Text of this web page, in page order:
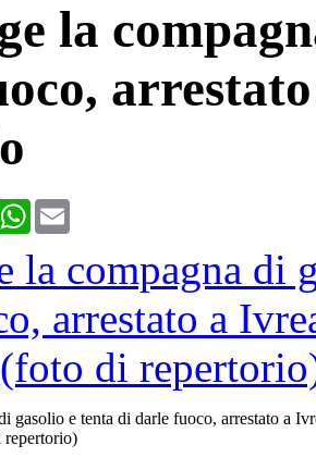
la
WhatsApp
gasolio e tenta di darle fuoco, arrestato a